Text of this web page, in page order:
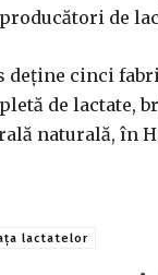
de
deţine cinci
de lactate,
naturală, în
lactatelor